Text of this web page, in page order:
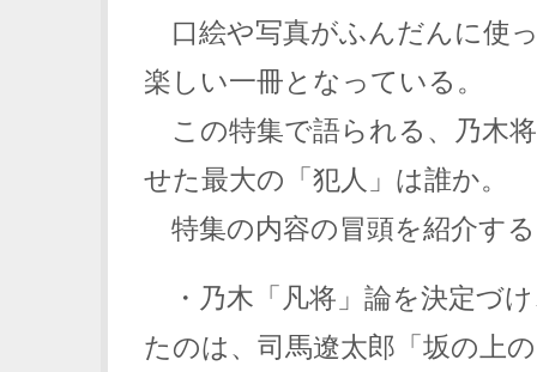
口絵や写真がふんだんに使
楽しい一冊となっている。
この特集で語られる、乃木
せた最大の「犯人」は誰か。
特集の内容の冒頭を紹介す
・乃木「凡将」論を決定づ
たのは、司馬遼太郎「坂の上